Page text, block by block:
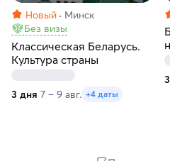
Новый
Минск
Без визы
Классическая Беларусь.
Культура страны
3 дня 7 – 9 авг. +4 даты